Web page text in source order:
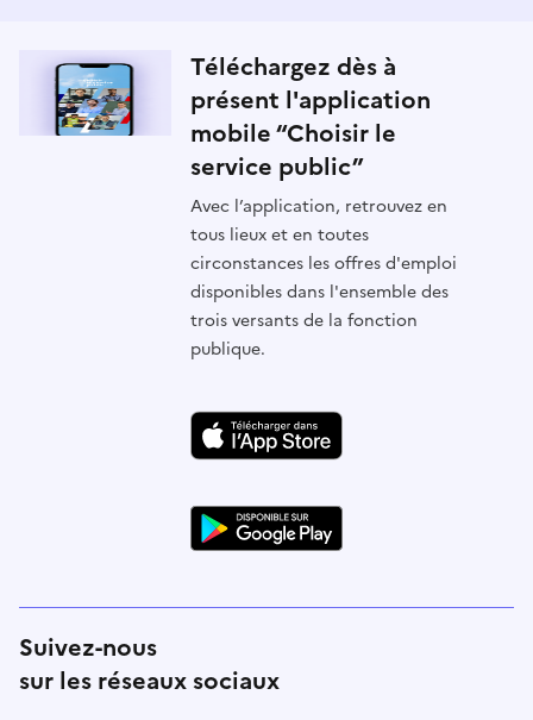
Téléchargez dès à
présent l'application
mobile “Choisir le
service public”
Avec l’application, retrouvez en
tous lieux et en toutes
circonstances les offres d'emploi
disponibles dans l'ensemble des
trois versants de la fonction
publique.
Suivez-nous
sur les réseaux sociaux